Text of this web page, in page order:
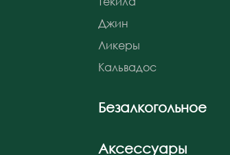
Джин
Ликеры
Кальвадос
Безалкогольное
Аксессуары